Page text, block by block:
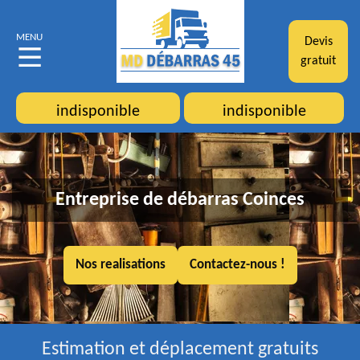
MENU
Devis
gratuit
indisponible indisponible
Entreprise de débarras Coinces
Nos realisations Contactez-nous !
Estimation et déplacement gratuits